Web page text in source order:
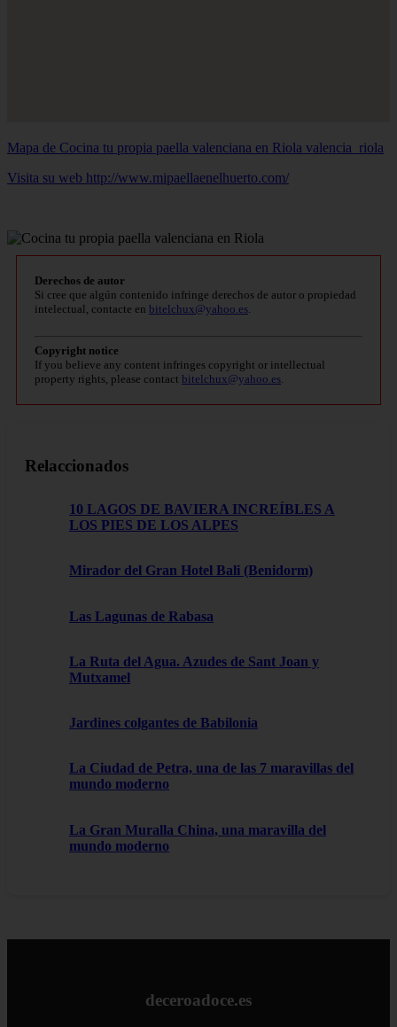
Mapa de Cocina tu propia paella valenciana en Riola valencia_riola
Visita su web http://www.mipaellaenelhuerto.com/
Derechos de autor
Si cree que algún contenido infringe derechos de autor o propiedad
intelectual, contacte en bitelchux@yahoo.es
Copyright notice
If you believe any content infringes copyright or intellectual
property rights, please contact bitelchux@yahoo.es
Relaccionados
10 LAGOS DE BAVIERA INCREÍBLES A
LOS PIES DE LOS ALPES
Mirador del Gran Hotel Bali (Benidorm)
Las Lagunas de Rabasa
La Ruta del Agua. Azudes de Sant Joan y
Mutxamel
Jardines colgantes de Babilonia
La Ciudad de Petra, una de las 7 maravillas del
mundo moderno
La Gran Muralla China, una maravilla del
mundo moderno
deceroadoce.es